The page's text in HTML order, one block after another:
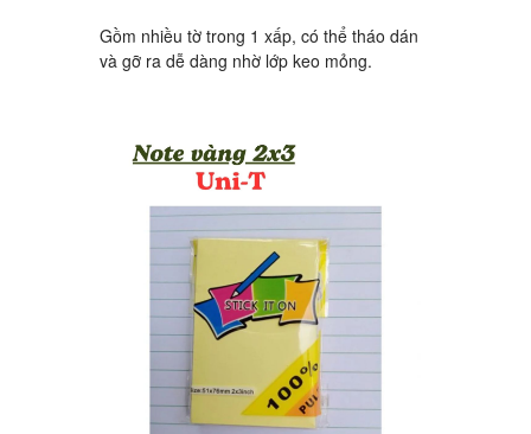
Gồm nhiều tờ trong 1 xấp, có thể tháo dán
và gỡ ra dễ dàng nhờ lớp keo mỏng.